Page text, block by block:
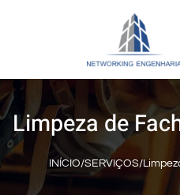
Limpeza de
INÍCIO/SERVIÇOS/